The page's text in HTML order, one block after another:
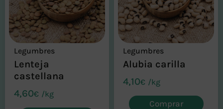
Legumbres
Lenteja
castellana
4,60€ /kg
Legumbres
Alubia carilla
4,10€ /kg
Comprar